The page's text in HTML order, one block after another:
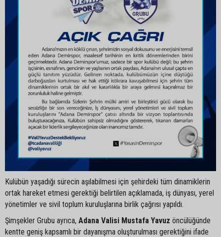
Kulübün yaşadığı sürecin aşılabilmesi için şehirdeki tüm dinamiklerin
ortak hareket etmesi gerektiği belirtilen açıklamada, iş dünyası, yerel
yönetimler ve sivil toplum kuruluşlarına birlik çağrısı yapıldı.
Şimşekler Grubu ayrıca, Adana Valisi Mustafa Yavuz öncülüğünde
kentte geniş kapsamlı bir dayanışma oluşturulması gerektiğini ifade